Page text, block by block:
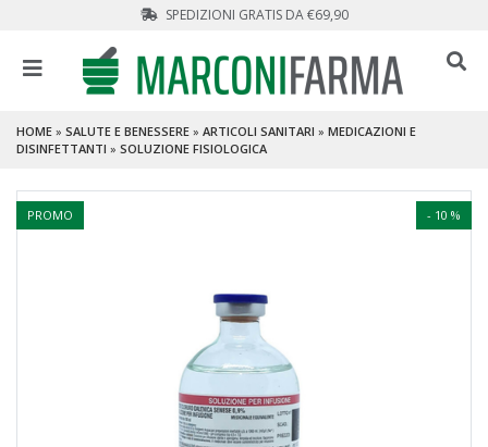
SPEDIZIONI GRATIS DA €69,90
HOME » SALUTE E BENESSERE » ARTICOLI SANITARI » MEDICAZIONI E
DISINFETTANTI » SOLUZIONE FISIOLOGICA
- 10 %
PROMO